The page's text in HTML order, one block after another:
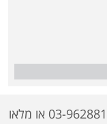
לא מצאתם את מה שרציתם? התקשרו 03-9628810 או מלאו